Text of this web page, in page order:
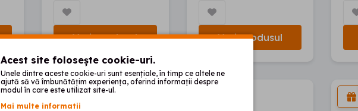
Vezi produsul Vezi produsul
2
Acest site folosește cookie-uri.
Unele dintre aceste cookie-uri sunt esențiale, în timp ce altele ne
ajută să vă îmbunătățim experiența, oferind informații despre
modul în care este utilizat site-ul.
Mai multe informatii